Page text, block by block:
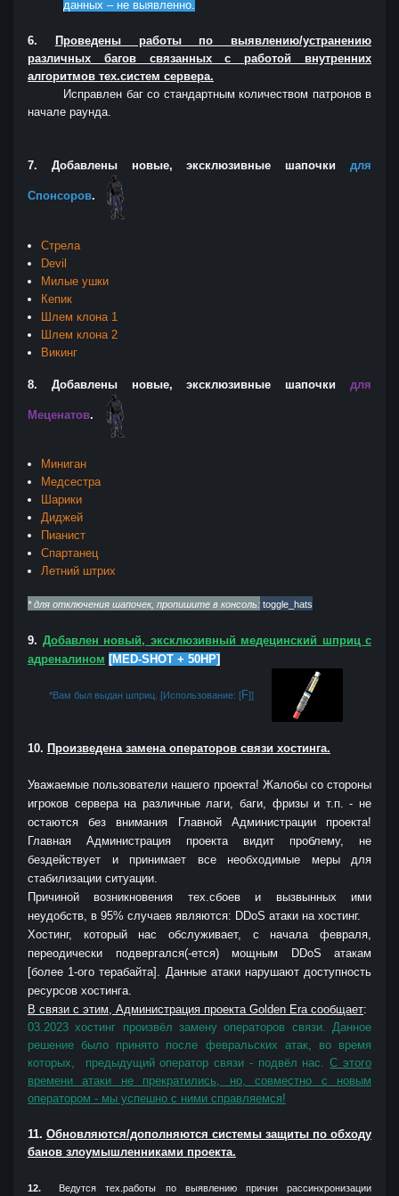
данных – не выявленно.
6.
Проведены работы по выявлению/устранению
различных багов связанных с работой внутренних
алгоритмов тех.систем сервера.
Исправлен баг со стандартным количеством патронов в
начале раунда.
7. Добавлены новые, эксклюзивные шапочкидля
Спонсоров.
Стрела
Devil
Милые ушки
Кепик
Шлем клона 1
Шлем клона 2
Викинг
8. Добавлены новые, эксклюзивные шапочкидля
Меценатов.
Миниган
Медсестра
Шарики
Диджей
Пианист
Спартанец
Летний штрих
* для отключения шапочек, пропишите в консоль: toggle_hats
9. Добавлен новый, эксклюзивный медецинский шприц с
адреналином [MED-SHOT + 50HP]
*Вам был выдан шприц. [Использование: [F]]
10. Произведена замена операторов связи хостинга.
Уважаемые пользователи нашего проекта! Жалобы со стороны
игроков сервера на различные лаги, баги, фризы и т.п. - не
остаются без внимания Главной Администрации проекта!
Главная Администрация проекта видит проблему, не
бездействует и принимает все необходимые меры для
стабилизации ситуации.
Причиной возникновения тех.сбоев и вызвынных ими
неудобств, в 95% случаев являются: DDoS атаки на хостинг.
Хостинг, который нас обслуживает, с начала февраля,
переодически подвергался(-ется) мощным DDoS атакам
[более 1-ого терабайта]. Данные атаки нарушают доступность
ресурсов хостинга.
В связи с этим, Администрация проекта Golden Era сообщает:
03.2023 хостинг произвёл замену операторов связи. Данное
решение было принято после февральских атак, во время
которых, предыдущий оператор связи - подвёл нас.С этого
времени атаки не прекратились, но, совместно с новым
оператором - мы успешно с ними справляемся!
11. Обновляются/дополняются системы защиты по обходу
банов злоумышленниками проекта.
12.
Ведутся тех.работы по выявлению причин рассинхронизации